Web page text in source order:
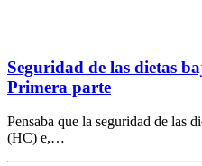
Seguridad de las dietas
Primera parte
Pensaba que la seguridad de las
(HC) e,…